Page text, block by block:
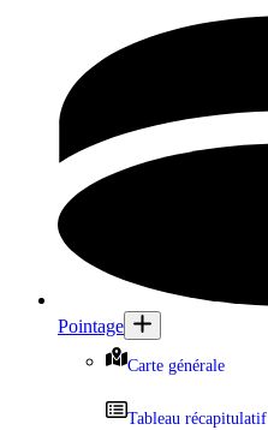
Pointage
Carte générale
Tableau récapitulatif